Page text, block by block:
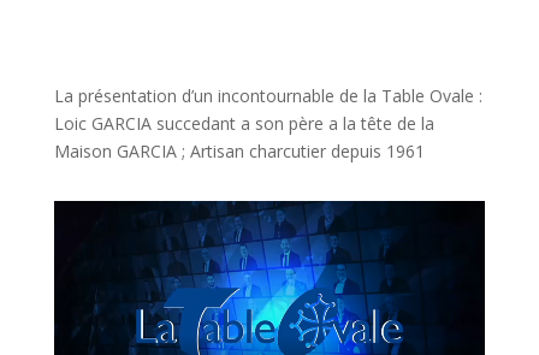
La présentation d’un incontournable de la Table Ovale :
Loic GARCIA succedant a son père a la tête de la
Maison GARCIA ; Artisan charcutier depuis 1961